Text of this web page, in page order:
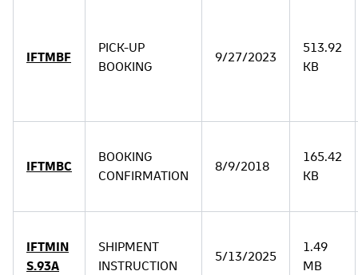
IFTMBF
PICK-UP
BOOKING
9/27/2023
513.92
KB
IFTMBC
BOOKING
CONFIRMATION
8/9/2018
165.42
KB
IFTMIN
S.93A
SHIPMENT
INSTRUCTION
5/13/2025
1.49
MB